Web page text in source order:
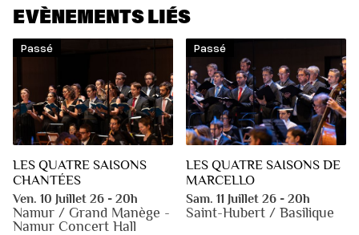
EVÈNEMENTS LIÉS
Passé
LES QUATRE SAISONS
CHANTÉES
Ven. 10 Juillet 26 - 20h
Namur / Grand Manège -
Namur Concert Hall
Passé
LES QUATRE SAISONS DE
MARCELLO
Sam. 11 Juillet 26 - 20h
Saint-Hubert / Basilique